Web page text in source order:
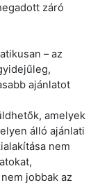
záró
– az
ajánlatot
amelyek
álló ajánlati
nem
jobbak az